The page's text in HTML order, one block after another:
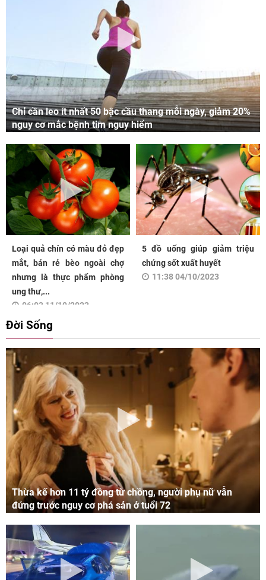
Chỉ cần leo ít nhất 50 bậc cầu thang mỗi ngày, giảm 20%
nguy cơ mắc bệnh tim nguy hiểm
Loại quả chín có màu đỏ đẹp
mắt, bán rẻ bèo ngoài chợ
nhưng là thực phẩm phòng
ung thư,...
06:03 11/10/2023
5 đồ uống giúp giảm triệu
chứng sốt xuất huyết
11:38 04/10/2023
Đời Sống
Thừa kế hơn 11 tỷ đồng từ chồng, người phụ nữ vẫn
đứng trước nguy cơ phá sản ở tuổi 72